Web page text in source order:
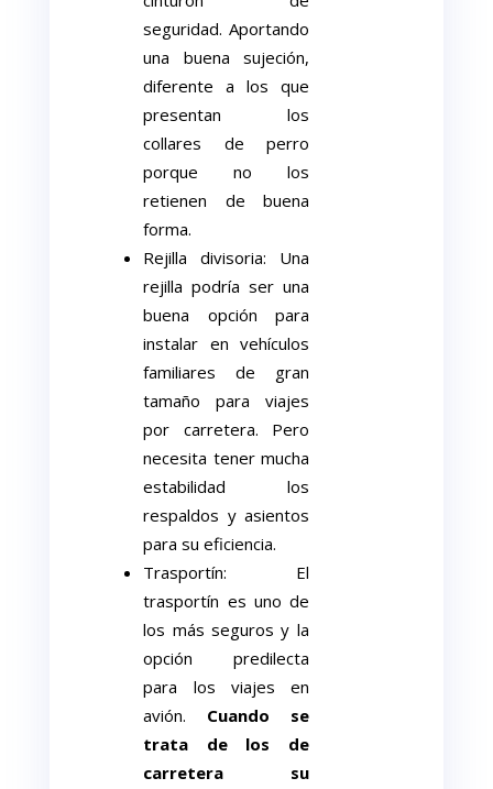
seguridad. Aportando
una buena sujeción,
diferente a los que
presentan los
collares de perro
porque no los
retienen de buena
forma.
Rejilla divisoria: Una
rejilla podría ser una
buena opción para
instalar en vehículos
familiares de gran
tamaño para viajes
por carretera. Pero
necesita tener mucha
estabilidad los
respaldos y asientos
para su eficiencia.
Trasportín: El
trasportín es uno de
los más seguros y la
opción predilecta
para los viajes en
avión. Cuando se
trata de los de
carretera su